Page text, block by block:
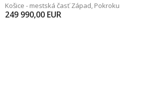
Košice - mestská časť Západ, Pokroku
249 990,00 EUR